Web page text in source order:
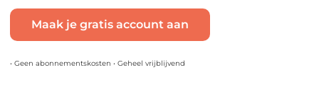
Maak je gratis account aan
• Geen abonnementskosten • Geheel vrijblijvend